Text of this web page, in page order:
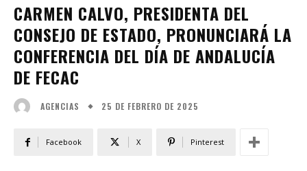
CARMEN CALVO, PRESIDENTA DEL
CONSEJO DE ESTADO, PRONUNCIARÁ LA
CONFERENCIA DEL DÍA DE ANDALUCÍA
DE FECAC
AGENCIAS 25 DE FEBRERO DE 2025
Facebook X Pinterest